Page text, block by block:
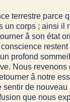
terrestre parce
un corps ; ainsi il
â son état
profond
Nous revenons
â notre
de
que nous